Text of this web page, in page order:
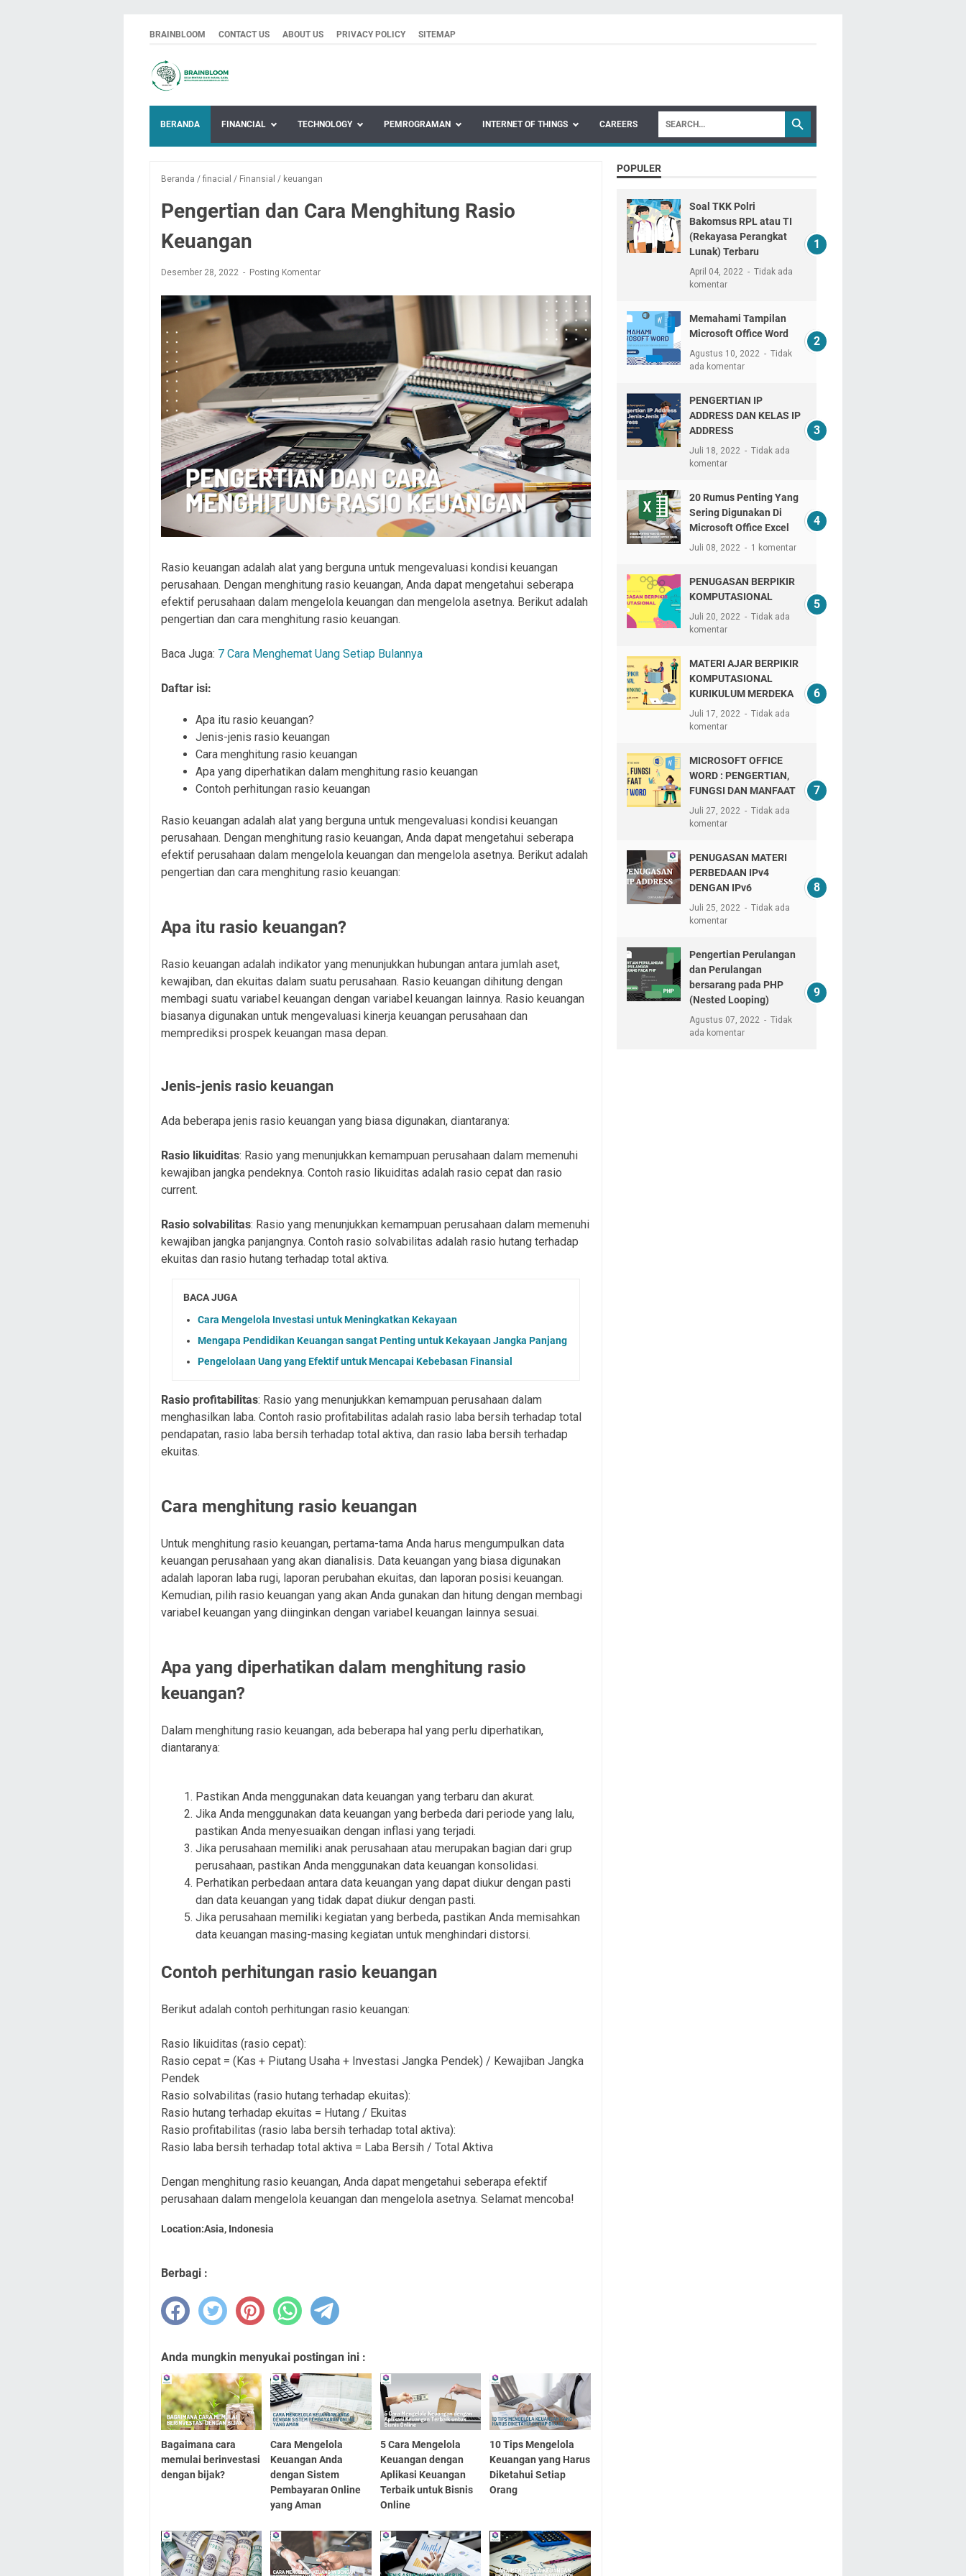
BRAINBLOOM CONTACT US ABOUT US PRIVACY POLICY SITEMAP
BERANDA FINANCIAL TECHNOLOGY PEMROGRAMAN INTERNET OF THINGS CAREERS
Beranda / finacial / Finansial / keuangan
Pengertian dan Cara Menghitung Rasio
Keuangan
Desember 28, 2022 Posting Komentar
Rasio keuangan adalah alat yang berguna untuk mengevaluasi kondisi keuangan
perusahaan. Dengan menghitung rasio keuangan, Anda dapat mengetahui seberapa
efektif perusahaan dalam mengelola keuangan dan mengelola asetnya. Berikut adalah
pengertian dan cara menghitung rasio keuangan.
Baca Juga: 7 Cara Menghemat Uang Setiap Bulannya
Daftar isi:
Apa itu rasio keuangan?
Jenis-jenis rasio keuangan
Cara menghitung rasio keuangan
Apa yang diperhatikan dalam menghitung rasio keuangan
Contoh perhitungan rasio keuangan
Rasio keuangan adalah alat yang berguna untuk mengevaluasi kondisi keuangan
perusahaan. Dengan menghitung rasio keuangan, Anda dapat mengetahui seberapa
efektif perusahaan dalam mengelola keuangan dan mengelola asetnya. Berikut adalah
pengertian dan cara menghitung rasio keuangan:
Apa itu rasio keuangan?
Rasio keuangan adalah indikator yang menunjukkan hubungan antara jumlah aset,
kewajiban, dan ekuitas dalam suatu perusahaan. Rasio keuangan dihitung dengan
membagi suatu variabel keuangan dengan variabel keuangan lainnya. Rasio keuangan
biasanya digunakan untuk mengevaluasi kinerja keuangan perusahaan dan
memprediksi prospek keuangan masa depan.
Jenis-jenis rasio keuangan
Ada beberapa jenis rasio keuangan yang biasa digunakan, diantaranya:
Rasio likuiditas: Rasio yang menunjukkan kemampuan perusahaan dalam memenuhi
kewajiban jangka pendeknya. Contoh rasio likuiditas adalah rasio cepat dan rasio
current.
Rasio solvabilitas: Rasio yang menunjukkan kemampuan perusahaan dalam memenuhi
kewajiban jangka panjangnya. Contoh rasio solvabilitas adalah rasio hutang terhadap
ekuitas dan rasio hutang terhadap total aktiva.
BACA JUGA
Cara Mengelola Investasi untuk Meningkatkan Kekayaan
Mengapa Pendidikan Keuangan sangat Penting untuk Kekayaan Jangka Panjang
Pengelolaan Uang yang Efektif untuk Mencapai Kebebasan Finansial
Rasio profitabilitas: Rasio yang menunjukkan kemampuan perusahaan dalam
menghasilkan laba. Contoh rasio profitabilitas adalah rasio laba bersih terhadap total
pendapatan, rasio laba bersih terhadap total aktiva, dan rasio laba bersih terhadap
ekuitas.
Cara menghitung rasio keuangan
Untuk menghitung rasio keuangan, pertama-tama Anda harus mengumpulkan data
keuangan perusahaan yang akan dianalisis. Data keuangan yang biasa digunakan
adalah laporan laba rugi, laporan perubahan ekuitas, dan laporan posisi keuangan.
Kemudian, pilih rasio keuangan yang akan Anda gunakan dan hitung dengan membagi
variabel keuangan yang diinginkan dengan variabel keuangan lainnya sesuai.
Apa yang diperhatikan dalam menghitung rasio
keuangan?
Dalam menghitung rasio keuangan, ada beberapa hal yang perlu diperhatikan,
diantaranya:
Pastikan Anda menggunakan data keuangan yang terbaru dan akurat.
Jika Anda menggunakan data keuangan yang berbeda dari periode yang lalu,
pastikan Anda menyesuaikan dengan inflasi yang terjadi.
Jika perusahaan memiliki anak perusahaan atau merupakan bagian dari grup
perusahaan, pastikan Anda menggunakan data keuangan konsolidasi.
Perhatikan perbedaan antara data keuangan yang dapat diukur dengan pasti
dan data keuangan yang tidak dapat diukur dengan pasti.
Jika perusahaan memiliki kegiatan yang berbeda, pastikan Anda memisahkan
data keuangan masing-masing kegiatan untuk menghindari distorsi.
Contoh perhitungan rasio keuangan
Berikut adalah contoh perhitungan rasio keuangan:
Rasio likuiditas (rasio cepat):
Rasio cepat = (Kas + Piutang Usaha + Investasi Jangka Pendek) / Kewajiban Jangka
Pendek
Rasio solvabilitas (rasio hutang terhadap ekuitas):
Rasio hutang terhadap ekuitas = Hutang / Ekuitas
Rasio profitabilitas (rasio laba bersih terhadap total aktiva):
Rasio laba bersih terhadap total aktiva = Laba Bersih / Total Aktiva
Dengan menghitung rasio keuangan, Anda dapat mengetahui seberapa efektif
perusahaan dalam mengelola keuangan dan mengelola asetnya. Selamat mencoba!
Location:Asia, Indonesia
Berbagi :
Anda mungkin menyukai postingan ini :
Bagaimana cara
memulai berinvestasi
dengan bijak?
Cara Mengelola
Keuangan Anda
dengan Sistem
Pembayaran Online
yang Aman
5 Cara Mengelola
Keuangan dengan
Aplikasi Keuangan
Terbaik untuk Bisnis
Online
10 Tips Mengelola
Keuangan yang Harus
Diketahui Setiap
Orang
POPULER
Soal TKK Polri
Bakomsus RPL atau TI
(Rekayasa Perangkat
Lunak) Terbaru
April 04, 2022
Tidak ada
komentar
Memahami Tampilan
Microsoft Office Word
Agustus 10, 2022
Tidak
ada komentar
PENGERTIAN IP
ADDRESS DAN KELAS IP
ADDRESS
Juli 18, 2022
Tidak ada
komentar
20 Rumus Penting Yang
Sering Digunakan Di
Microsoft Office Excel
Juli 08, 2022 1 komentar
PENUGASAN BERPIKIR
KOMPUTASIONAL
Juli 20, 2022
Tidak ada
komentar
MATERI AJAR BERPIKIR
KOMPUTASIONAL
KURIKULUM MERDEKA
Juli 17, 2022
Tidak ada
komentar
MICROSOFT OFFICE
WORD : PENGERTIAN,
FUNGSI DAN MANFAAT
Juli 27, 2022
Tidak ada
komentar
PENUGASAN MATERI
PERBEDAAN IPv4
DENGAN IPv6
Juli 25, 2022
Tidak ada
komentar
Pengertian Perulangan
dan Perulangan
bersarang pada PHP
(Nested Looping)
Agustus 07, 2022
Tidak
ada komentar